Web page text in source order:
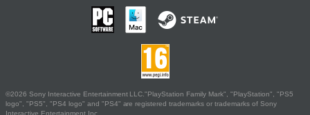
©2026 Sony Interactive Entertainment LLC."PlayStation Family Mark", "PlayStation", "PS5
logo", "PS5", "PS4 logo" and "PS4" are registered trademarks or trademarks of Sony
Interactive Entertainment Inc.